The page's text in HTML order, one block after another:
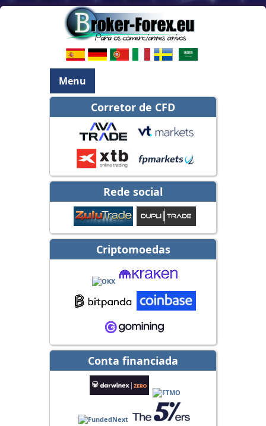
Menu
Corretor de CFD
Rede social
Criptomoedas
Conta financiada